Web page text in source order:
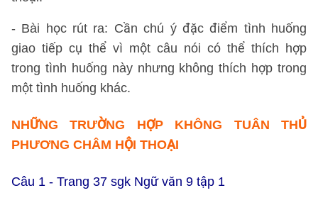
- Bài học rút ra: Cần chú ý đặc điểm tình huống
giao tiếp cụ thể vì một câu nói có thể thích hợp
trong tình huống này nhưng không thích hợp trong
một tình huống khác.
NHỮNG TRƯỜNG HỢP KHÔNG TUÂN THỦ
PHƯƠNG CHÂM HỘI THOẠI
Câu 1 - Trang 37 sgk Ngữ văn 9 tập 1